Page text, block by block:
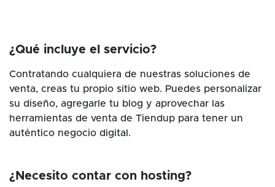
¿Qué incluye el servicio?
Contratando cualquiera de nuestras soluciones de
venta, creas tu propio sitio web. Puedes personalizar
su diseño, agregarle tu blog y aprovechar las
herramientas de venta de Tiendup para tener un
auténtico negocio digital.
¿Necesito contar con hosting?